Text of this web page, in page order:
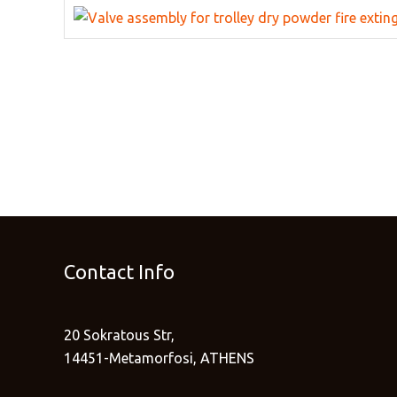
Contact Info
20 Sokratous Str,
14451-Metamorfosi, ATHENS